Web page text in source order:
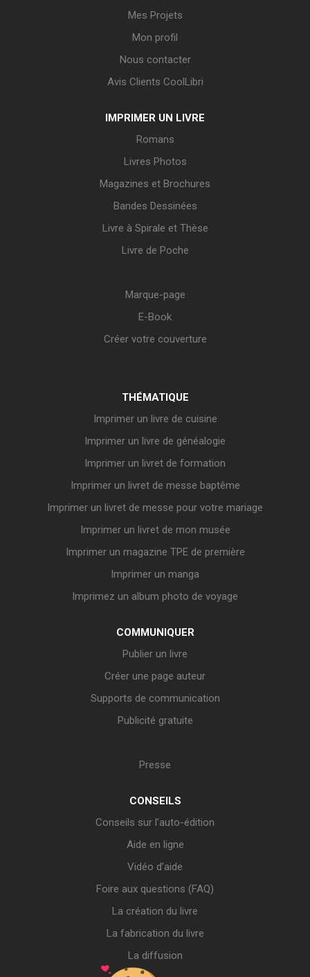
Mes Projets
Mon profil
Nous contacter
Avis Clients CoolLibri
IMPRIMER UN LIVRE
Romans
Livres Photos
Magazines et Brochures
Bandes Dessinées
Livre à Spirale et Thèse
Livre de Poche
Marque-page
E-Book
Créer votre couverture
THÉMATIQUE
Imprimer un livre de cuisine
Imprimer un livre de généalogie
Imprimer un livret de formation
Imprimer un livret de messe baptême
Imprimer un livret de messe pour votre mariage
Imprimer un livret de mon musée
Imprimer un magazine TPE de première
Imprimer un manga
Imprimez un album photo de voyage
COMMUNIQUER
Publier un livre
Créer une page auteur
Supports de communication
Publicité gratuite
Presse
CONSEILS
Conseils sur l’auto-édition
Aide en ligne
Vidéo d’aide
Foire aux questions (FAQ)
La création du livre
La fabrication du livre
La diffusion